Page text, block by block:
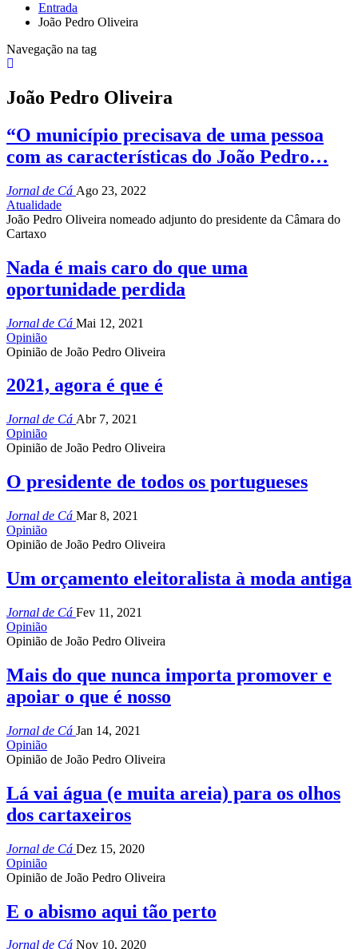
Entrada
João Pedro Oliveira
Navegação na tag
João Pedro Oliveira
“O município precisava de uma pessoa
com as características do João Pedro…
Jornal de Cá Ago 23, 2022
Atualidade
João Pedro Oliveira nomeado adjunto do presidente da Câmara do
Cartaxo
Nada é mais caro do que uma
oportunidade perdida
Jornal de Cá Mai 12, 2021
Opinião
Opinião de João Pedro Oliveira
2021, agora é que é
Jornal de Cá Abr 7, 2021
Opinião
Opinião de João Pedro Oliveira
O presidente de todos os portugueses
Jornal de Cá Mar 8, 2021
Opinião
Opinião de João Pedro Oliveira
Um orçamento eleitoralista à moda antiga
Jornal de Cá Fev 11, 2021
Opinião
Opinião de João Pedro Oliveira
Mais do que nunca importa promover e
apoiar o que é nosso
Jornal de Cá Jan 14, 2021
Opinião
Opinião de João Pedro Oliveira
Lá vai água (e muita areia) para os olhos
dos cartaxeiros
Jornal de Cá Dez 15, 2020
Opinião
Opinião de João Pedro Oliveira
E o abismo aqui tão perto
Jornal de Cá Nov 10, 2020